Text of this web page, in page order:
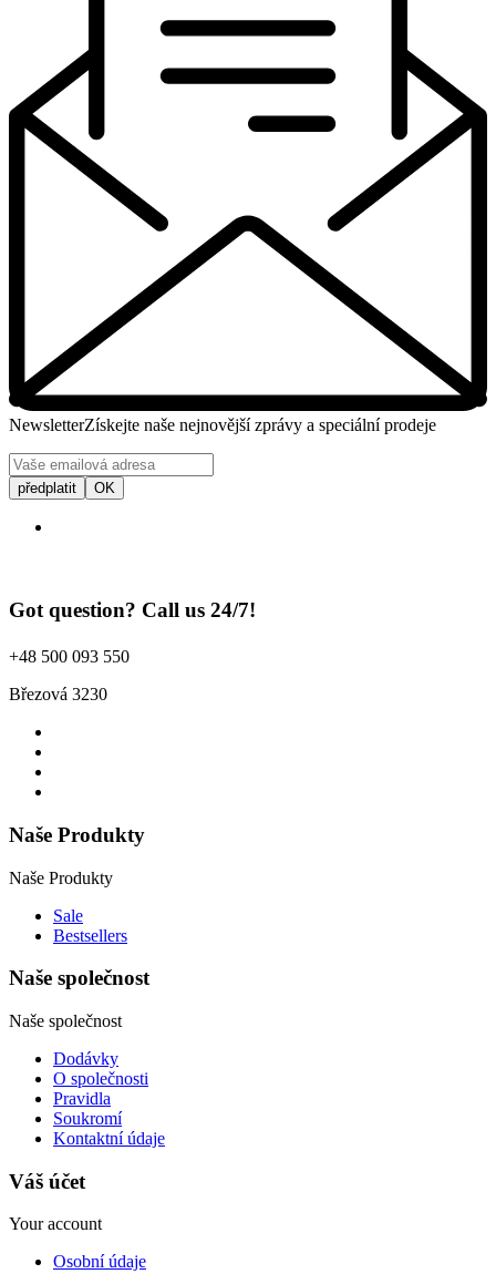
NewsletterZískejte naše nejnovější zprávy a speciální prodeje
Got question? Call us 24/7!
+48 500 093 550
Březová 3230
Naše Produkty
Naše Produkty
Sale
Bestsellers
Naše společnost
Naše společnost
Dodávky
O společnosti
Pravidla
Soukromí
Kontaktní údaje
Váš účet
Your account
Osobní údaje